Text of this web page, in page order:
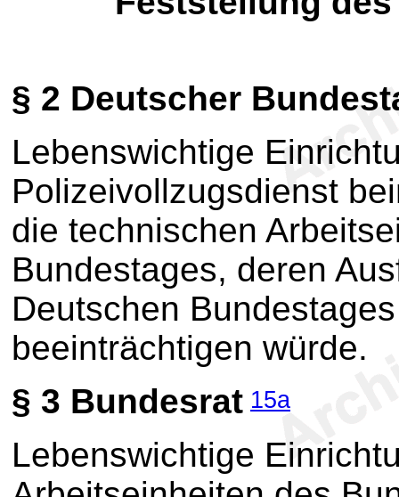
§ 2 Deutscher
Lebenswichtige
Polizeivollzugsdienst
die technischen
Bundestages, deren
Deutschen
beeinträchtigen würde.
§ 3 Bundesrat 15a
Lebenswichtige